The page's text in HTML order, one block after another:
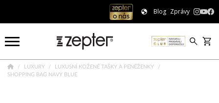
Blog Zprávy
LUXURY
LUXUSNÍ KOŽENÉ TAŠKY A PENĚŽENKY
SHOPPING BAG NAVY BLUE